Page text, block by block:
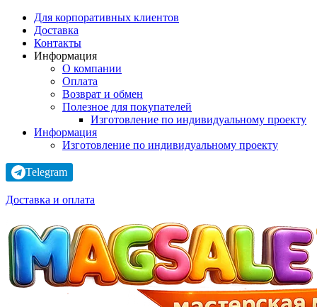
Для корпоративных клиентов
Доставка
Контакты
Информация
О компании
Оплата
Возврат и обмен
Полезное для покупателей
Изготовление по индивидуальному проекту
Информация
Изготовление по индивидуальному проекту
Telegram
Доставка и оплата